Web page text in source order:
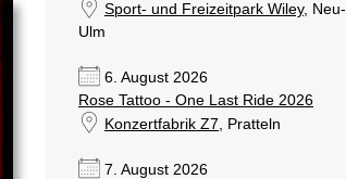
Sport- und Freizeitpark Wiley, Neu-
Ulm
6. August 2026
Rose Tattoo - One Last Ride 2026
Konzertfabrik Z7, Pratteln
7. August 2026